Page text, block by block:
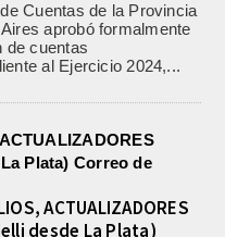
Cuentas de la Provincia
aprobó formalmente
de cuentas
al Ejercicio 2024,...
ACTUALIZADORES
desde La Plata)